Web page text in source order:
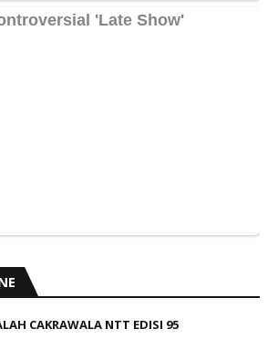
CAKRAWALA NTT EDISI 95